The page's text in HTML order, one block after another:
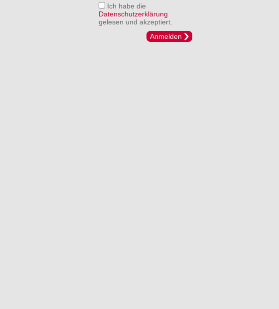
Ich habe die
Datenschutzerklärung
gelesen und akzeptiert.
Anmelden